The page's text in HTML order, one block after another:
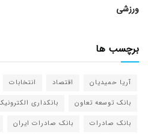
ورزشی
برچسب ها
آریا حمیدیان اقتصاد انتخابات
بانک توسعه تعاون
بانکداری الکترونیک
بانک صادرات
بانک صادرات ایران